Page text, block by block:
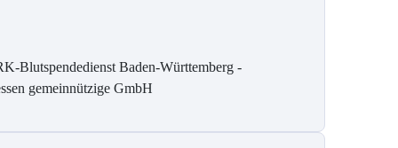
Blutspendedienst Baden-Württemberg -
gemeinnützige GmbH